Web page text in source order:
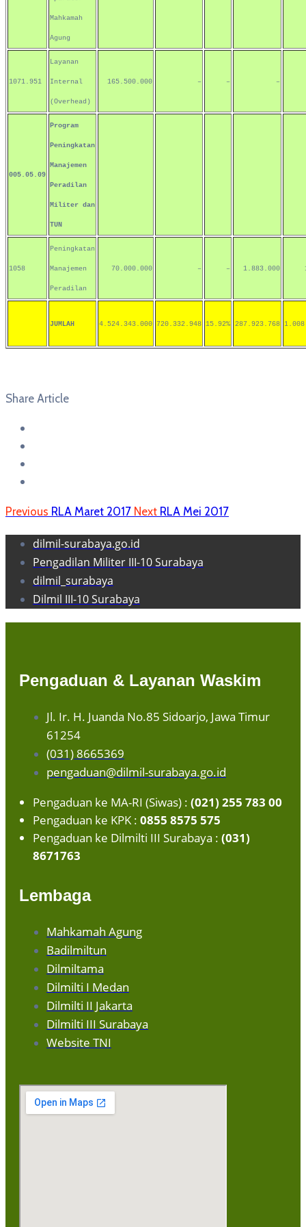
Mahkamah
Agung
1071.951
Layanan
Internal
(Overhead)
165.500.000 – – –
005.05.09
Program
Peningkatan
Manajemen
Peradilan
Militer dan
TUN
1058
Peningkatan
Manajemen
Peradilan
70.000.000 – – 1.883.000
JUMLAH 4.524.343.000 720.332.948 15.92% 287.923.768
Share Article
Previous RLA Maret 2017 Next RLA Mei 2017
dilmil-surabaya.go.id
Pengadilan Militer III-10 Surabaya
dilmil_surabaya
Dilmil III-10 Surabaya
Pengaduan & Layanan Waskim
Jl. Ir. H. Juanda No.85 Sidoarjo, Jawa Timur
61254
(031) 8665369
pengaduan@dilmil-surabaya.go.id
Pengaduan ke MA-RI (Siwas) : (021) 255 783 00
Pengaduan ke KPK : 0855 8575 575
Pengaduan ke Dilmilti III Surabaya : (031)
8671763
Lembaga
Mahkamah Agung
Badilmiltun
Dilmiltama
Dilmilti I Medan
Dilmilti II Jakarta
Dilmilti III Surabaya
Website TNI